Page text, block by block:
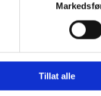
Tillat alle
for å